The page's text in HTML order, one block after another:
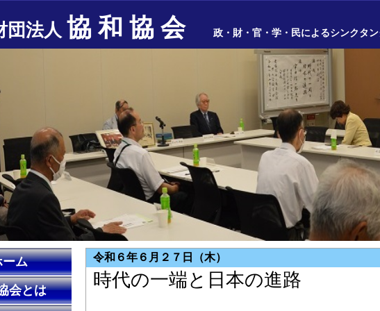
団法人 協 和 協 会 政・財・官・学・民によるシンクタ
ーム
会とは
令和６年６月２７日（木）
時代の一端と日本の進路